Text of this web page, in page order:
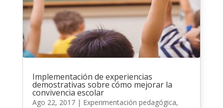
Implementación de experiencias
demostrativas sobre cómo mejorar la
convivencia escolar
Ago 22, 2017| Experimentación pedagógica,